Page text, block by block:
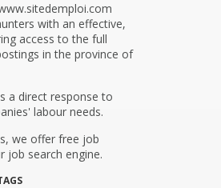
with an effective,
access to the full
in the province of
a direct response to
labour needs.
we offer free job
job search engine.